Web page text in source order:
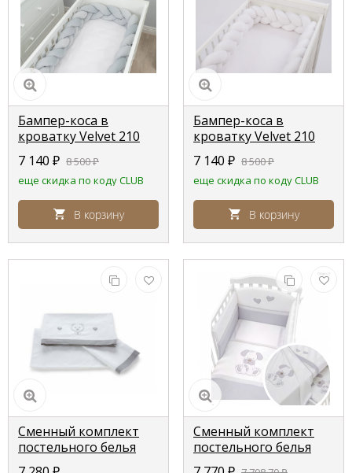
Бампер-коса в
кроватку Velvet 210
см, цвет светлый
серый, Lepre
7 140 ₽ 8 500₽
еще скидка по коду CLUB
В корзину
Бампер-коса в
кроватку Velvet 210
см, цвет белый, Lepre
7 140 ₽ 8 500₽
еще скидка по коду CLUB
В корзину
Сменный комплект
постельного белья
Pali Moon (Мун)
Сменный комплект
постельного белья
Erbesi Dudu белый